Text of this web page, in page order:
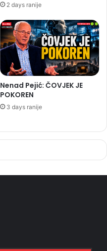
2 days ranije
Nenad Pejić: ČOVJEK JE
POKOREN
3 days ranije